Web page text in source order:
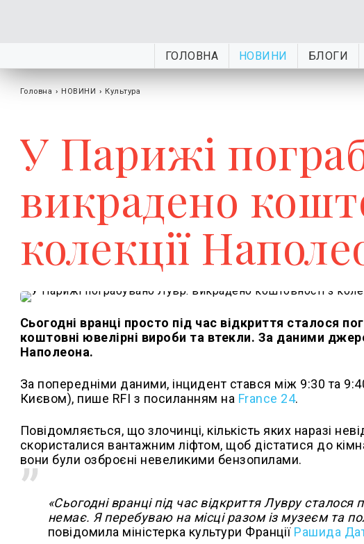
ГОЛОВНА НОВИНИ БЛОГИ
Головна › НОВИНИ › Культура
У Парижі
викрадено
колекції
Сьогодні вранці просто під час відкриття сталося
коштовні ювелірні вироби та втекли. За даними
Наполеона.
За попередніми даними, інцидент стався між 9:30 та
Києвом), пише RFI з посиланням на France 24.
Повідомляється, що злочинці, кількість яких наразі
скористалися вантажним ліфтом, щоб дістатися до
вони були озброєні невеликими бензопилами.
«Сьогодні вранці під час відкриття Лувру
немає. Я перебуваю на місці разом із музеєм та
повідомила міністерка культури Франції Рашида